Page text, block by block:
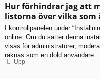
Hur förhindrar jag att
listorna över vilka som
I kontrollpanelen under
online. Om du sätter denna
visas för administratörer,
räknas som en dold användare.
Upp